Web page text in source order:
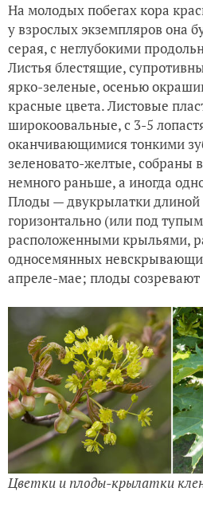
На молодых побегах кора
у взрослых экземпляров она
серая, с неглубокими
Листья блестящие,
ярко-зеленые, осенью
красные цвета. Листовые
широкоовальные, с 3-5
оканчивающимися тонкими
зеленовато-желтые, собраны
немного раньше, а иногда
Плоды — двукрылатки длиной
горизонтально (или под
расположенными крыльями,
односемянных
апреле-мае; плоды созревают
Цветки и плоды-крылатки